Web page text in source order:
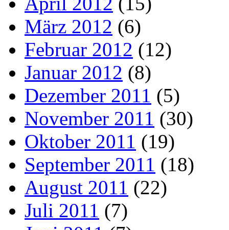
März 2012 (6)
Februar 2012 (12)
Januar 2012 (8)
Dezember 2011 (5)
November 2011 (30)
Oktober 2011 (19)
September 2011 (18)
August 2011 (22)
Juli 2011 (7)